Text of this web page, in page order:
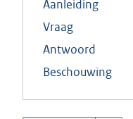
Aanleiding
Vraag
Antwoord
Beschouwing